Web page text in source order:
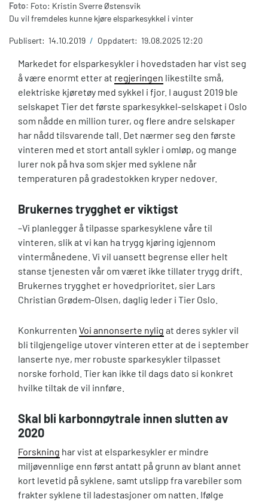
Foto: Foto: Kristin Sverre Østensvik
Du vil fremdeles kunne kjøre elsparkesykkel i vinter
Publisert: 14.10.2019 / Oppdatert: 19.08.2025 12:20
Markedet for elsparkesykler i hovedstaden har vist seg
å være enormt etter at regjeringen likestilte små,
elektriske kjøretøy med sykkel i fjor. I august 2019 ble
selskapet Tier det første sparkesykkel-selskapet i Oslo
som nådde en million turer, og flere andre selskaper
har nådd tilsvarende tall. Det nærmer seg den første
vinteren med et stort antall sykler i omløp, og mange
lurer nok på hva som skjer med syklene når
temperaturen på gradestokken kryper nedover.
Brukernes trygghet er viktigst
–Vi planlegger å tilpasse sparkesyklene våre til
vinteren, slik at vi kan ha trygg kjøring igjennom
vintermånedene. Vi vil uansett begrense eller helt
stanse tjenesten vår om været ikke tillater trygg drift.
Brukernes trygghet er hovedprioritet, sier Lars
Christian Grødem-Olsen, daglig leder i Tier Oslo.
Konkurrenten Voi annonserte nylig at deres sykler vil
bli tilgjengelige utover vinteren etter at de i september
lanserte nye, mer robuste sparkesykler tilpasset
norske forhold. Tier kan ikke til dags dato si konkret
hvilke tiltak de vil innføre.
Skal bli karbonnøytrale innen slutten av
2020
Forskning har vist at elsparkesykler er mindre
miljøvennlige enn først antatt på grunn av blant annet
kort levetid på syklene, samt utslipp fra varebiler som
frakter syklene til ladestasjoner om natten. Ifølge